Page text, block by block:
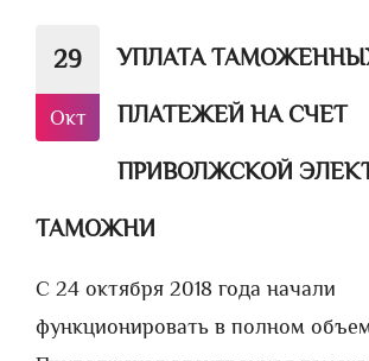
29
Окт
УПЛАТА
ПЛАТЕЖЕЙ НА СЧЕТ
ПРИВОЛЖСКОЙ
ТАМОЖНИ
С 24 октября 2018 года начали
функционировать в полном